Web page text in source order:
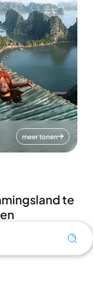
meer tonen
te